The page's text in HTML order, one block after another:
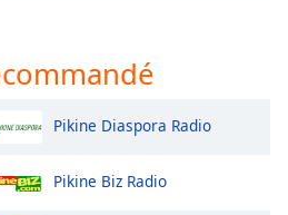
Pikine Diaspora Radio
Pikine Biz Radio